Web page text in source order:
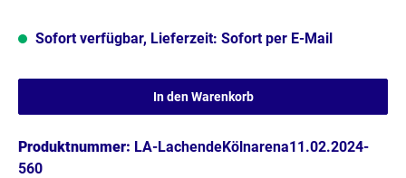
Sofort verfügbar, Lieferzeit: Sofort per E-Mail
In den Warenkorb
Produktnummer: LA-LachendeKölnarena11.02.2024-
560